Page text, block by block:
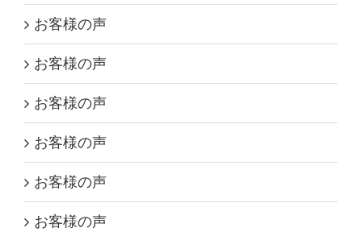
お客様の声
お客様の声
お客様の声
お客様の声
お客様の声
お客様の声